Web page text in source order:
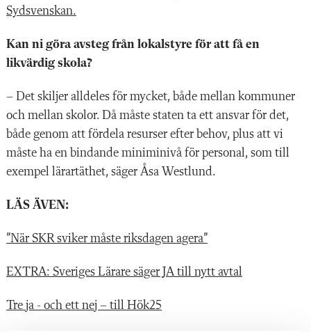
Sydsvenskan.
Kan ni göra avsteg från lokalstyre för att få en
likvärdig skola?
– Det skiljer alldeles för mycket, både mellan kommuner
och mellan skolor. Då måste staten ta ett ansvar för det,
både genom att fördela resurser efter behov, plus att vi
måste ha en bindande miniminivå för personal, som till
exempel lärartäthet, säger Åsa Westlund.
LÄS ÄVEN:
”När SKR sviker måste riksdagen agera”
EXTRA: Sveriges Lärare säger JA till nytt avtal
Tre ja - och ett nej – till Hök25